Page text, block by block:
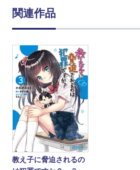
関連作品
教え子に脅迫されるの